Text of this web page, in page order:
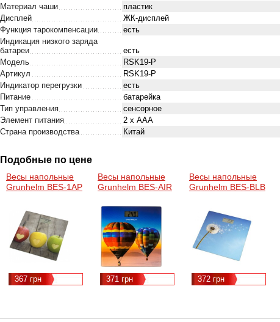
Материал чаши
пластик
Дисплей
ЖК-дисплей
Функция тарокомпенсации
есть
Индикация низкого заряда
батареи
есть
Модель
RSK19-P
Артикул
RSK19-P
Индикатор перегрузки
есть
Питание
батарейка
Тип управления
сенсорное
Элемент питания
2 х ААА
Страна производства
Китай
Подобные по цене
Весы напольные
Grunhelm BES-1AP
367 грн
Весы напольные
Grunhelm BES-AIR
371 грн
Весы напольные
Grunhelm BES-BLB
372 грн